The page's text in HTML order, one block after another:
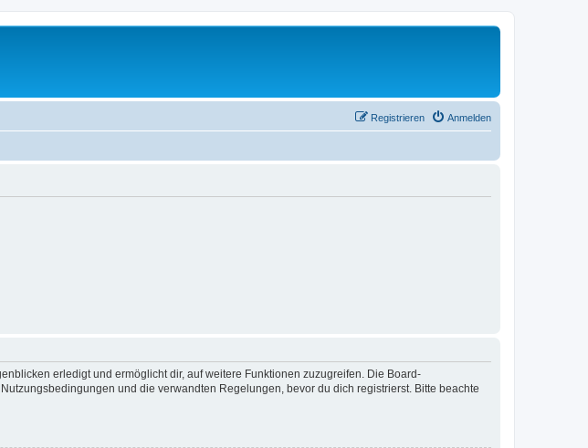
Anmelden
Registrieren
erledigt und ermöglicht dir, auf weitere Funktionen zuzugreifen. Die Board-
und die verwandten Regelungen, bevor du dich registrierst. Bitte beachte